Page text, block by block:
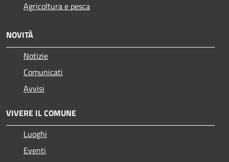
Agricoltura e pesca
NOVITÀ
Notizie
Comunicati
Avvisi
VIVERE IL COMUNE
Luoghi
Eventi